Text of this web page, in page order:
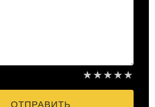
★
★
★
★
★
ОТПРАВИТЬ